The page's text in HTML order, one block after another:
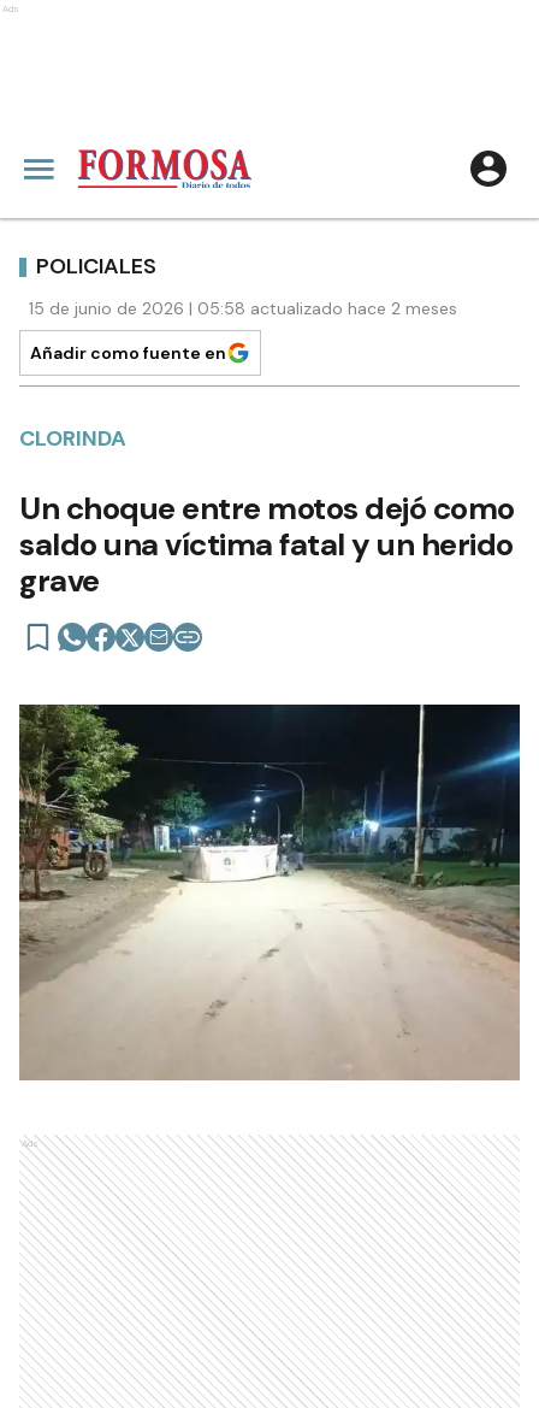
Ads
POLICIALES
15 de junio de 2026 | 05:58 actualizado hace 2 meses
Añadir como fuente en
CLORINDA
Un choque entre motos dejó como
saldo una víctima fatal y un herido
grave
Ads